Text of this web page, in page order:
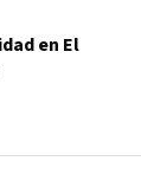
en El